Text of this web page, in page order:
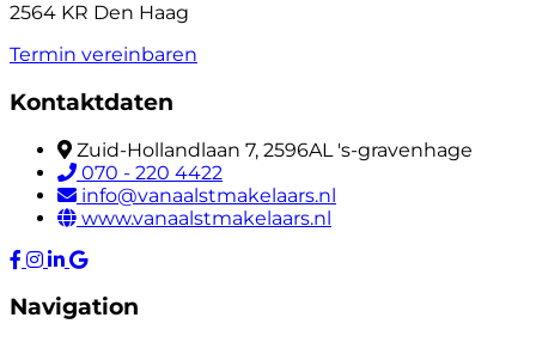
2564 KR Den Haag
Termin vereinbaren
Kontaktdaten
Zuid-Hollandlaan 7, 2596AL 's-gravenhage
070 - 220 4422
info@vanaalstmakelaars.nl
www.vanaalstmakelaars.nl
Navigation